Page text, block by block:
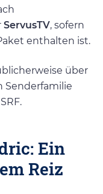
ServusTV, sofern
enthalten ist.
über
Senderfamilie
Ein
Reiz